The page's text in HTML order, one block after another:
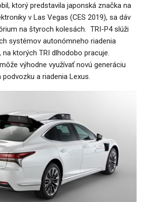
ktorý predstavila japonská značka na
v Las Vegas (CES 2019), sa dáv
na štyroch kolesách. TRI-P4 slúži
systémov autonómneho riadenia
na ktorých TRI dlhodobo pracuje.
výhodne využívať novú generáciu
a riadenia Lexus.